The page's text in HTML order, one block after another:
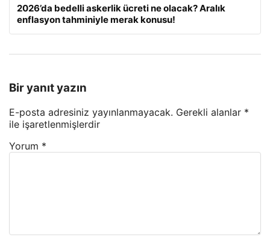
2026’da bedelli askerlik ücreti ne olacak? Aralık
enflasyon tahminiyle merak konusu!
Bir yanıt yazın
E-posta adresiniz yayınlanmayacak. Gerekli alanlar *
ile işaretlenmişlerdir
Yorum *